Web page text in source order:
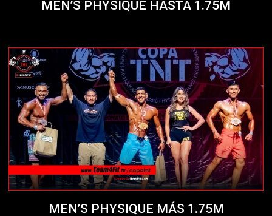
MEN’S PHYSIQUE HASTA 1.75M
MEN’S PHYSIQUE MÁS 1.75M